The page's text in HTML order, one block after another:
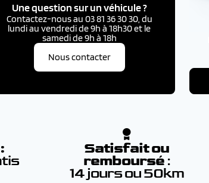
Une question sur un véhicule ?
Contactez-nous au 03 81 36 30 30, du
lundi au vendredi de 9h à 18h30 et le
samedi de 9h à 18h
Nous contacter
Satisfait ou
remboursé :
14 jours ou 50km